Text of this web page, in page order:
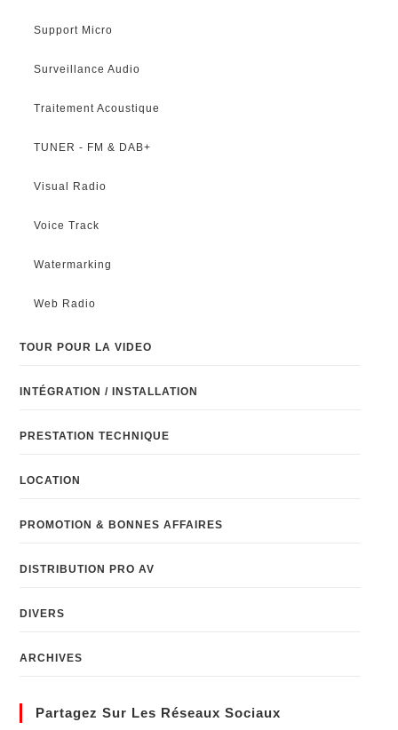
Support Micro
Surveillance Audio
Traitement Acoustique
TUNER - FM & DAB+
Visual Radio
Voice Track
Watermarking
Web Radio
TOUR POUR LA VIDEO
INTÉGRATION / INSTALLATION
PRESTATION TECHNIQUE
LOCATION
PROMOTION & BONNES AFFAIRES
DISTRIBUTION PRO AV
DIVERS
ARCHIVES
Partagez Sur Les Réseaux Sociaux